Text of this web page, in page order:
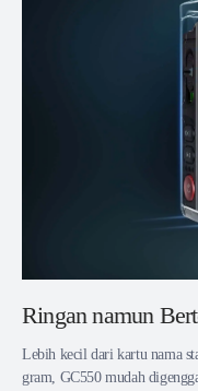
Ringan namun
Lebih kecil dari kartu nama
gram, GC550 mudah